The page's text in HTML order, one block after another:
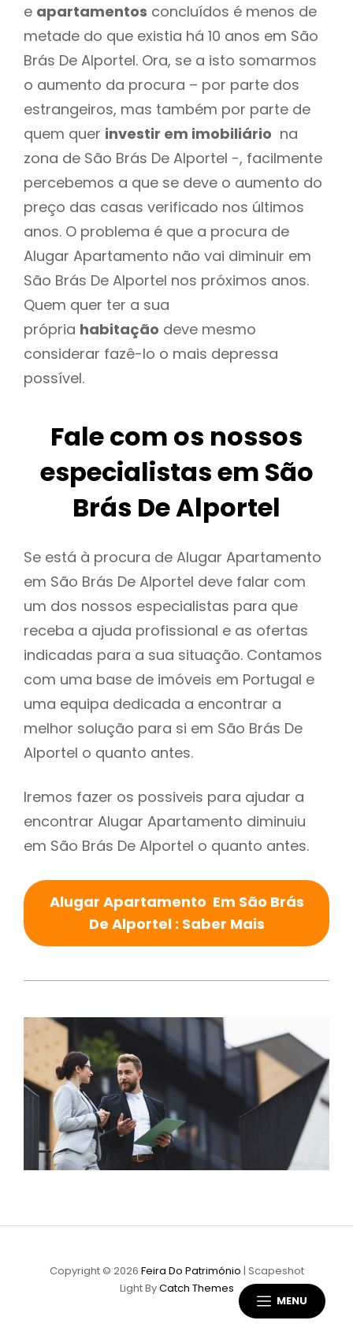
MENU
e apartamentos concluídos é menos de
metade do que existia há 10 anos em São
Brás De Alportel. Ora, se a isto somarmos
o aumento da procura – por parte dos
estrangeiros, mas também por parte de
quem quer investir em imobiliário na
zona de São Brás De Alportel -, facilmente
percebemos a que se deve o aumento do
preço das casas verificado nos últimos
anos. O problema é que a procura de
Alugar Apartamento não vai diminuir em
São Brás De Alportel nos próximos anos.
Quem quer ter a sua
própria habitação deve mesmo
considerar fazê-lo o mais depressa
possível.
Fale com os nossos
especialistas em São
Brás De Alportel
Se está à procura de Alugar Apartamento
em São Brás De Alportel deve falar com
um dos nossos especialistas para que
receba a ajuda profissional e as ofertas
indicadas para a sua situação. Contamos
com uma base de imóveis em Portugal e
uma equipa dedicada a encontrar a
melhor solução para si em São Brás De
Alportel o quanto antes.
Iremos fazer os possiveis para ajudar a
encontrar Alugar Apartamento diminuiu
em São Brás De Alportel o quanto antes.
Alugar Apartamento Em São Brás
De Alportel : Saber Mais
Copyright © 2026 Feira Do Património | Scapeshot
Light ByCatch Themes